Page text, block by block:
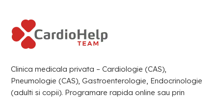
Clinica medicala privata – Cardiologie (CAS),
Pneumologie (CAS), Gastroenterologie, Endocrinologie
(adulti si copii). Programare rapida online sau prin